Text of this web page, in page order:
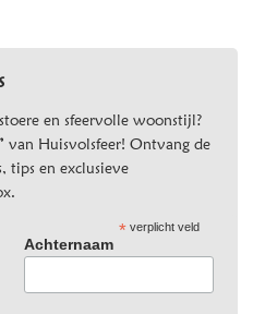
en sfeervolle woonstijl?
van Huisvolsfeer! Ontvang de
tips en exclusieve
*verplicht veld
Achternaam